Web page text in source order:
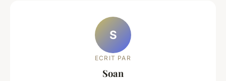
S
ECRIT PAR
Soan